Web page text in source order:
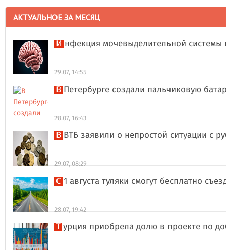
АКТУАЛЬНОЕ ЗА МЕСЯЦ
Инфекция мочевыделительной
29.07, 14:55
В Петербурге создали пальчиковую
28.07, 16:43
В ВТБ заявили о непростой ситуации с
29.07, 08:29
С 1 августа туляки смогут бесплатно
28.07, 19:42
Турция приобрела долю в проекте по